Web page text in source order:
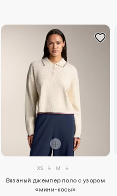
XS S M L
Вязаный джемпер поло с узором
«мини-косы»